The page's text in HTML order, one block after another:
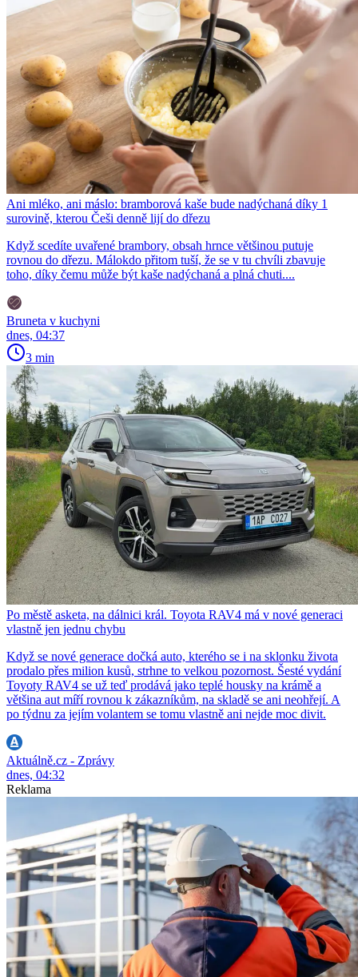
Ani mléko, ani máslo: bramborová kaše bude nadýchaná díky 1
surovině, kterou Češi denně lijí do dřezu
Když scedíte uvařené brambory, obsah hrnce většinou putuje
rovnou do dřezu. Málokdo přitom tuší, že se v tu chvíli zbavuje
toho, díky čemu může být kaše nadýchaná a plná chuti....
Bruneta v kuchyni
dnes, 04:37
3 min
Po městě asketa, na dálnici král. Toyota RAV4 má v nové generaci
vlastně jen jednu chybu
Když se nové generace dočká auto, kterého se i na sklonku života
prodalo přes milion kusů, strhne to velkou pozornost. Šesté vydání
Toyoty RAV4 se už teď prodává jako teplé housky na krámě a
většina aut míří rovnou k zákazníkům, na skladě se ani neohřejí. A
po týdnu za jejím volantem se tomu vlastně ani nejde moc divit.
Aktuálně.cz - Zprávy
dnes, 04:32
Reklama